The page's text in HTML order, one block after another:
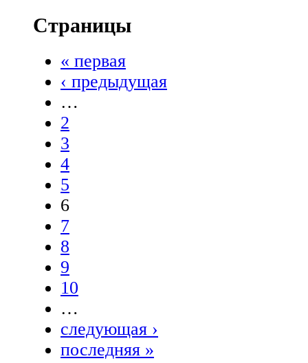
Страницы
« первая
‹ предыдущая
…
2
3
4
5
6
7
8
9
10
…
следующая ›
последняя »